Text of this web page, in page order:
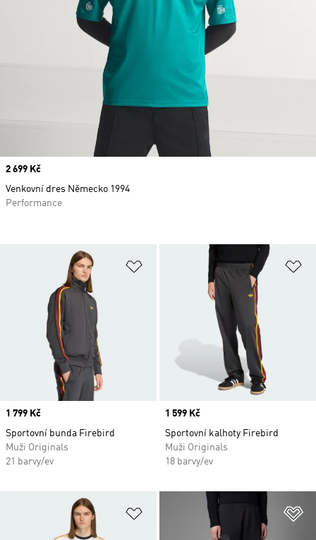
Přidat do seznamu přání
Price
1 799 Kč
Sportovní bunda Firebird
Muži Originals
21 barvy/ev
Price
1 599 Kč
Sportovní kalhoty Firebird
Muži Originals
18 barvy/ev
Přidat do seznamu přání
Price
2 699 Kč
Venkovní dres Německo 1994
Performance